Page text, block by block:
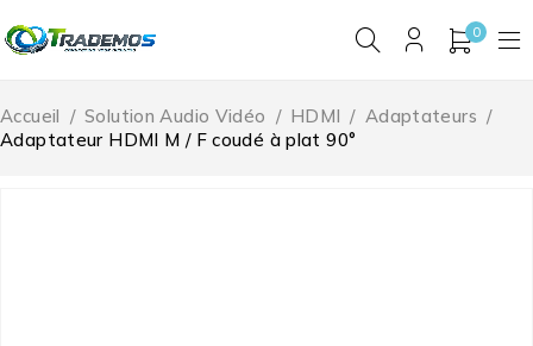
0
Accueil / Solution Audio Vidéo / HDMI / Adaptateurs /
Adaptateur HDMI M / F coudé à plat 90°